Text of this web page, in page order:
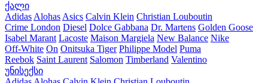
ქალი
Adidas Alohas Asics Calvin Klein Christian Louboutin
Crime London Diesel Dolce Gabbana Dr. Martens Golden Goose
Isabel Marant Lacoste Maison Margiela New Balance Nike
Off-White On Onitsuka Tiger Philippe Model Puma
Reebok Saint Laurent Salomon Timberland Valentino
უნისექსი